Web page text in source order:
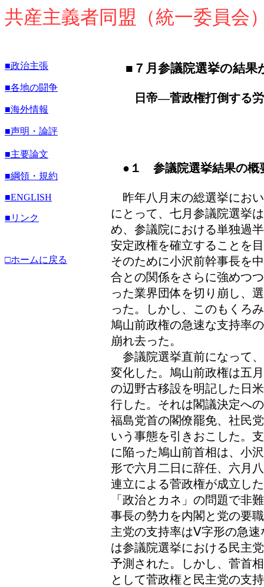
共産主義者同盟（統一委員会
■政治主張
■各地の闘争
■海外情報
■声明・論評
■主要論文
■綱領・規約
■ENGLISH
■リンク
□ホームに戻る
■７月参議院選挙の結果
日帝―菅政権打倒する労
●１ 参議院選挙結果の概
昨年八月末の総選挙にお
にとって、七月参議院選挙
め、参議院における単独過
安定政権を確立することを
そのために小沢前幹事長を
合との関係をさらに強めつ
った業界団体を切り崩し、
った。しかし、このもくろ
鳩山前政権の急速な支持率
崩れ去った。
参議院選挙直前になって
変化した。鳩山前政権は五
の辺野古移設を明記した日
行した。それは閣議決定へ
福島党首の閣僚罷免、社民
いう事態を引きおこした。
に陥った鳩山前首相は、小
形で六月二日に辞任、六月
連立による菅政権が成立し
「政治とカネ」の問題で非
事長の勢力を内閣と党の要
主党の支持率はⅤ字形の急
は参議院選挙における民主
予測された。しかし、菅首
として菅政権と民主党の支